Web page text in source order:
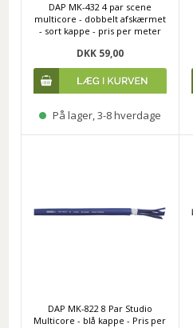
DAP MK-432 4 par scene
multicore - dobbelt afskærmet
- sort kappe - pris per meter
DKK 59,00
På lager, 3-8 hverdage
DAP MK-822 8 Par Studio
Multicore - blå kappe - Pris per